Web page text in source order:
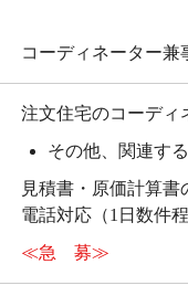
コーディネーター兼
注文住宅のコーディ
その他、関連す
見積書・原価計算書
電話対応（1日数件程
≪急 募≫